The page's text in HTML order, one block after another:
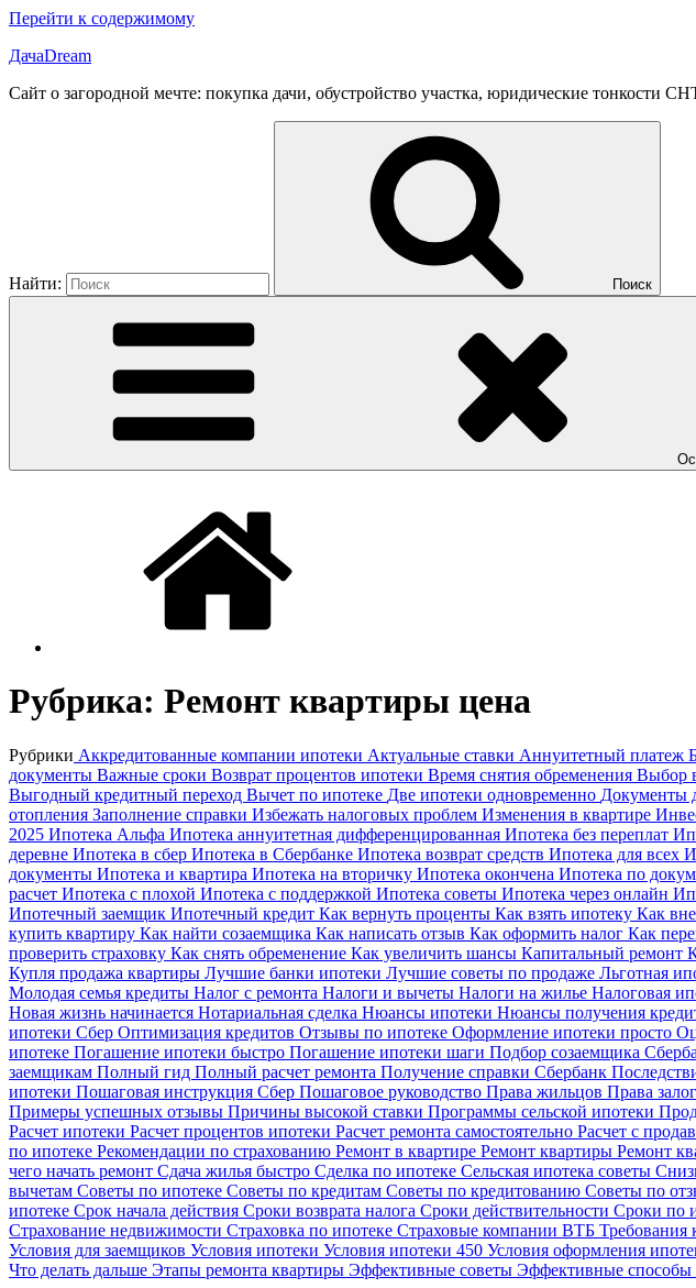
Перейти к содержимому
ДачаDream
Сайт о загородной мечте: покупка дачи, обустройство участка, юридические тонкости
Найти: Поиск
Рубрика: Ремонт квартиры цена
Рубрики Аккредитованные компании ипотеки Актуальные ставки Аннуитетный платеж
документы Важные сроки Возврат процентов ипотеки Время снятия обременения Выбор
Выгодный кредитный переход Вычет по ипотеке Две ипотеки одновременно Документы
отопления Заполнение справки Избежать налоговых проблем Изменения в квартире
2025 Ипотека Альфа Ипотека аннуитетная дифференцированная Ипотека без переплат
деревне Ипотека в сбер Ипотека в Сбербанке Ипотека возврат средств Ипотека для всех
документы Ипотека и квартира Ипотека на вторичку Ипотека окончена Ипотека по
расчет Ипотека с плохой Ипотека с поддержкой Ипотека советы Ипотека через онлайн
Ипотечный заемщик Ипотечный кредит Как вернуть проценты Как взять ипотеку Как
купить квартиру Как найти созаемщика Как написать отзыв Как оформить налог Как
проверить страховку Как снять обременение Как увеличить шансы Капитальный ремонт
Купля продажа квартиры Лучшие банки ипотеки Лучшие советы по продаже Льготная
Молодая семья кредиты Налог с ремонта Налоги и вычеты Налоги на жилье Налоговая
Новая жизнь начинается Нотариальная сделка Нюансы ипотеки Нюансы получения
ипотеки Сбер Оптимизация кредитов Отзывы по ипотеке Оформление ипотеки просто
ипотеке Погашение ипотеки быстро Погашение ипотеки шаги Подбор созаемщика
заемщикам Полный гид Полный расчет ремонта Получение справки Сбербанк
ипотеки Пошаговая инструкция Сбер Пошаговое руководство Права жильцов Права
Примеры успешных отзывы Причины высокой ставки Программы сельской ипотеки
Расчет ипотеки Расчет процентов ипотеки Расчет ремонта самостоятельно Расчет с
по ипотеке Рекомендации по страхованию Ремонт в квартире Ремонт квартиры Ремонт
чего начать ремонт Сдача жилья быстро Сделка по ипотеке Сельская ипотека советы
вычетам Советы по ипотеке Советы по кредитам Советы по кредитованию Советы по
ипотеке Срок начала действия Сроки возврата налога Сроки действительности Сроки по
Страхование недвижимости Страховка по ипотеке Страховые компании ВТБ Требования
Условия для заемщиков Условия ипотеки Условия ипотеки 450 Условия оформления
Что делать дальше Этапы ремонта квартиры Эффективные советы Эффективные способы